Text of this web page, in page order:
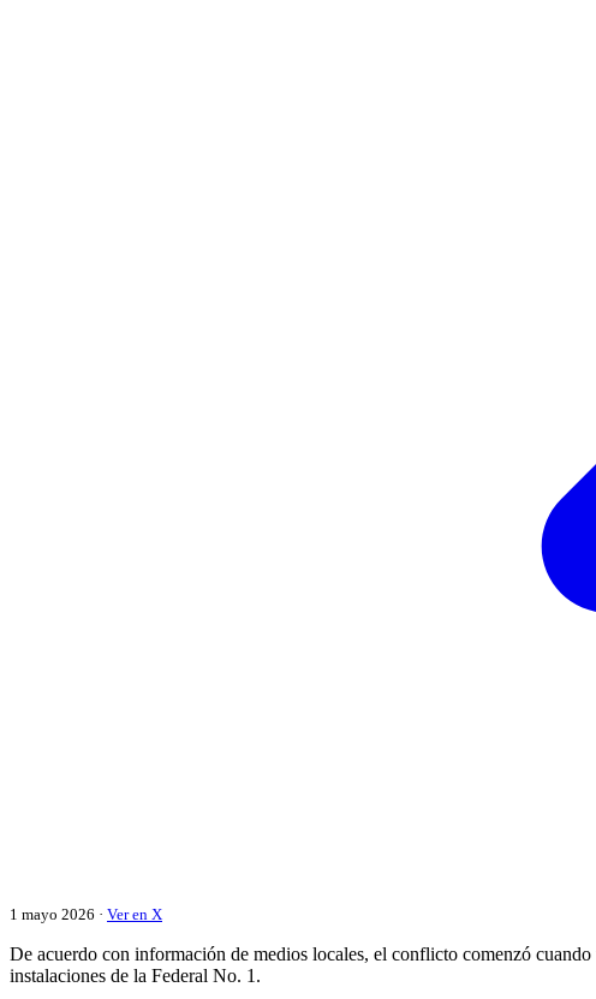
1 mayo 2026 · Ver en X
De acuerdo con información de medios locales, el conflicto comenzó
instalaciones de la Federal No. 1.